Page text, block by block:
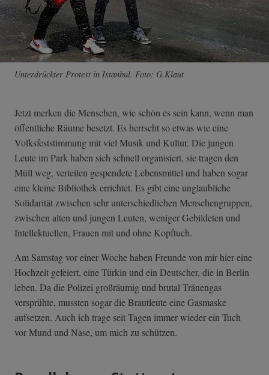
Unterdrückter Protest in Istanbul. Foto: G.Klaut
Jetzt merken die Menschen, wie schön es sein kann, wenn man
öffentliche Räume besetzt. Es herrscht so etwas wie eine
Volksfeststimmung mit viel Musik und Kultur. Die jungen
Leute im Park haben sich schnell organisiert, sie tragen den
Müll weg, verteilen gespendete Lebensmittel und haben sogar
eine kleine Bibliothek errichtet. Es gibt eine unglaubliche
Solidarität zwischen sehr unterschiedlichen Menschengruppen,
zwischen alten und jungen Leuten, weniger Gebildeten und
Intellektuellen, Frauen mit und ohne Kopftuch.
Am Samstag vor einer Woche haben Freunde von mir hier eine
Hochzeit gefeiert, eine Türkin und ein Deutscher, die in Berlin
leben. Da die Polizei großräumig und brutal Tränengas
versprühte, mussten sogar die Brautleute eine Gasmaske
aufsetzen. Auch ich trage seit Tagen immer wieder ein Tuch
vor Mund und Nase, um mich zu schützen.